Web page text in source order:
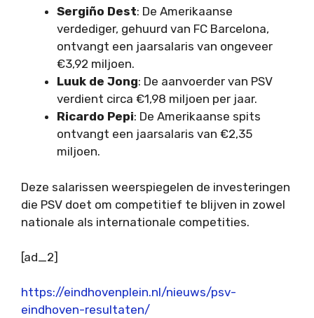
Sergiño Dest: De Amerikaanse
verdediger, gehuurd van FC Barcelona,
ontvangt een jaarsalaris van ongeveer
€3,92 miljoen.
Luuk de Jong: De aanvoerder van PSV
verdient circa €1,98 miljoen per jaar.
Ricardo Pepi: De Amerikaanse spits
ontvangt een jaarsalaris van €2,35
miljoen.
Deze salarissen weerspiegelen de investeringen
die PSV doet om competitief te blijven in zowel
nationale als internationale competities.
[ad_2]
https://eindhovenplein.nl/nieuws/psv-
eindhoven-resultaten/